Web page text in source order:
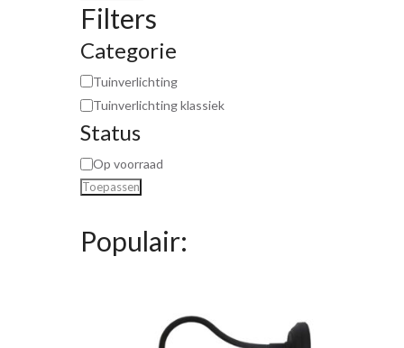
Filters
Categorie
Tuinverlichting
Tuinverlichting klassiek
Status
Op voorraad
Toepassen
Populair: